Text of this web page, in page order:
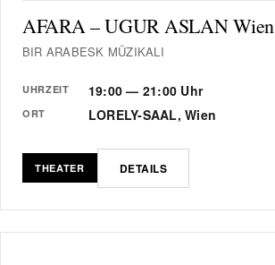
AFARA – UGUR ASLAN Wien
BIR ARABESK MÜZIKALI
UHRZEIT 19:00 — 21:00 Uhr
ORT LORELY-SAAL, Wien
THEATER DETAILS